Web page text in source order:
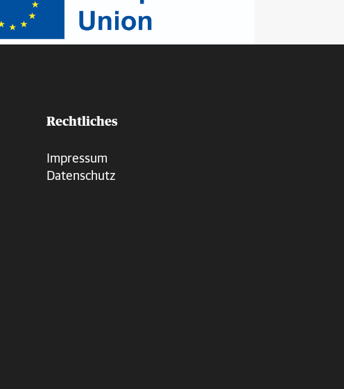
Rechtliches
Impressum
Datenschutz
in die Schlagzeilen; andere geraten in
Frauen, Männern und Kindern weiterhin
mit Hunger, Krankheiten, Vertreibung